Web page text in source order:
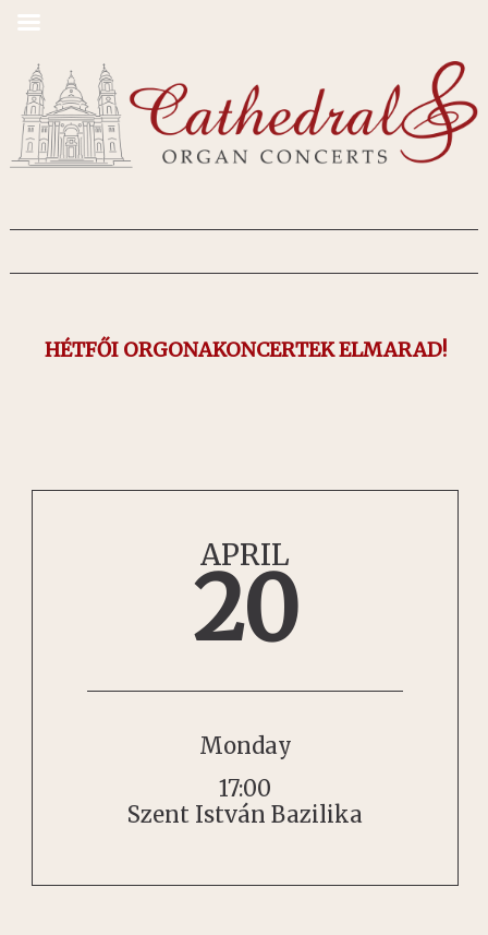
APRIL
20
Monday
HÉTFŐI ORGONAKONCERTEK ELMARAD!
17:00
Szent István Bazilika